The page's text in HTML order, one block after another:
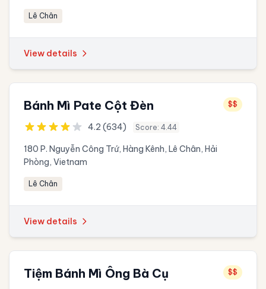
Lê Chân
View details
Bánh Mì Pate Cột Đèn $$
4.2 (634) Score: 4.44
180 P. Nguyễn Công Trứ, Hàng Kênh, Lê Chân, Hải
Phòng, Vietnam
Lê Chân
View details
Tiệm Bánh Mì Ông Bà Cụ $$